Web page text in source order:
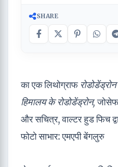
SHARE
का एक लिथोग्राफ
हिमालय के रोडोडेंड्रोन,जोसेफ
और सचित्र, वाल्टर हुड फिच
फोटो साभार: एमएपी बेंगलुरु